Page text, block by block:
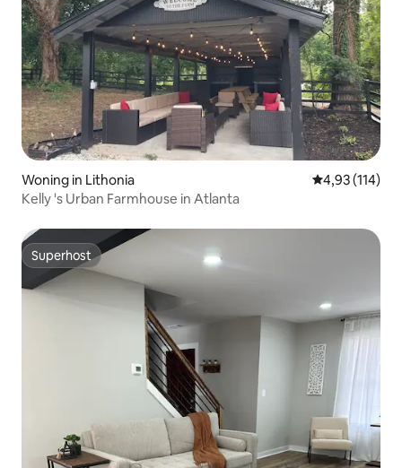
Woning in Lithonia Gemiddelde
4,93 (114)
Kelly 's Urban Farmhouse in Atlanta
Superhost
Superhost